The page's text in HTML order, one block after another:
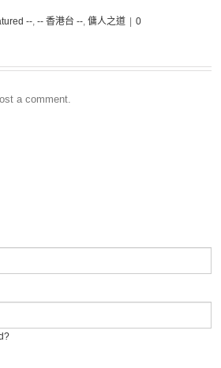
--, -- 香港台 --, 傭人之道 0
a comment.